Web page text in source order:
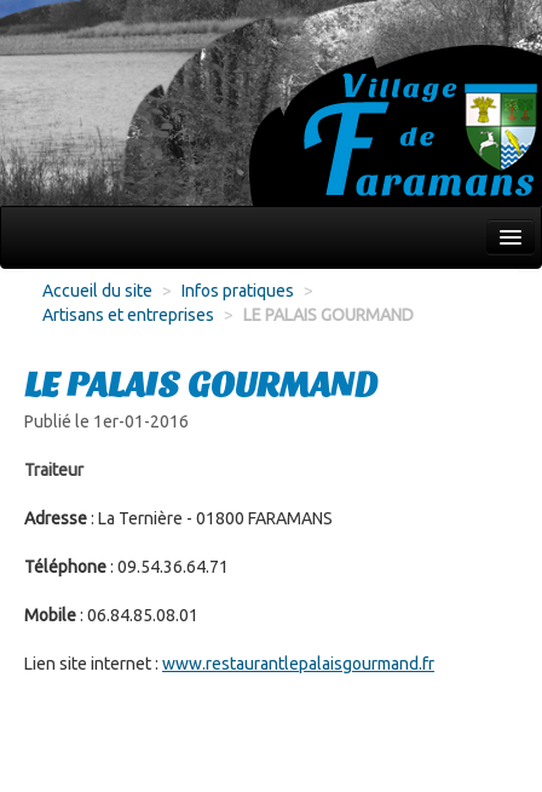
Écoles Jeunesse
Culture Loisirs
Associations
Environnement
Infos pratiques
Accueil du site > Infos pratiques
>
Artisans et entreprises
> LE PALAIS GOURMAND
LE PALAIS GOURMAND
Publié le 1er-01-2016
Traiteur
Adresse: La Ternière - 01800 FARAMANS
Téléphone: 09.54.36.64.71
Mobile: 06.84.85.08.01
Lien site internet : www.restaurantlepalaisgourmand.fr